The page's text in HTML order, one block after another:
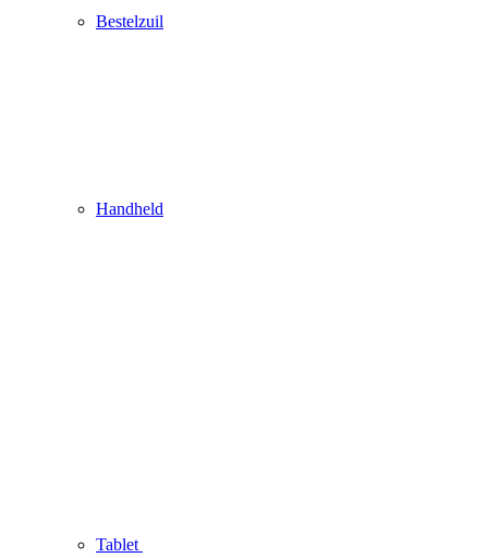
Bestelzuil
Handheld
Tablet